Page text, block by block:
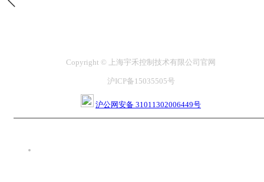
Copyright © 上海宇禾控制技术有限公司官网
沪ICP备15035505号
沪公网安备 31011302006449号